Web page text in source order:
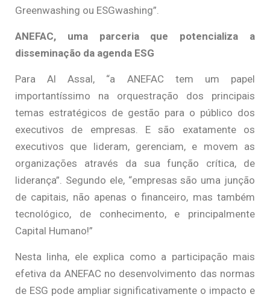
Greenwashing ou ESGwashing”.
ANEFAC, uma parceria que potencializa a
disseminação da agenda ESG
Para Al Assal, “a ANEFAC tem um papel
importantíssimo na orquestração dos principais
temas estratégicos de gestão para o público dos
executivos de empresas. E são exatamente os
executivos que lideram, gerenciam, e movem as
organizações através da sua função crítica, de
liderança”. Segundo ele, “empresas são uma junção
de capitais, não apenas o financeiro, mas também
tecnológico, de conhecimento, e principalmente
Capital Humano!”
Nesta linha, ele explica como a participação mais
efetiva da ANEFAC no desenvolvimento das normas
de ESG pode ampliar significativamente o impacto e